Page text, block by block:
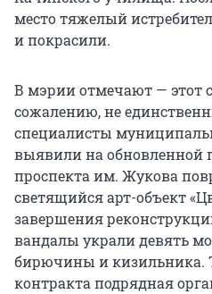
место тяжелый
и покрасили.
В мэрии отмечают — этот
сожалению, не
специалисты
выявили на обновленной
проспекта им. Жукова
светящийся арт-объект
завершения
вандалы украли девять
бирючины и кизильника.
контракта подрядная